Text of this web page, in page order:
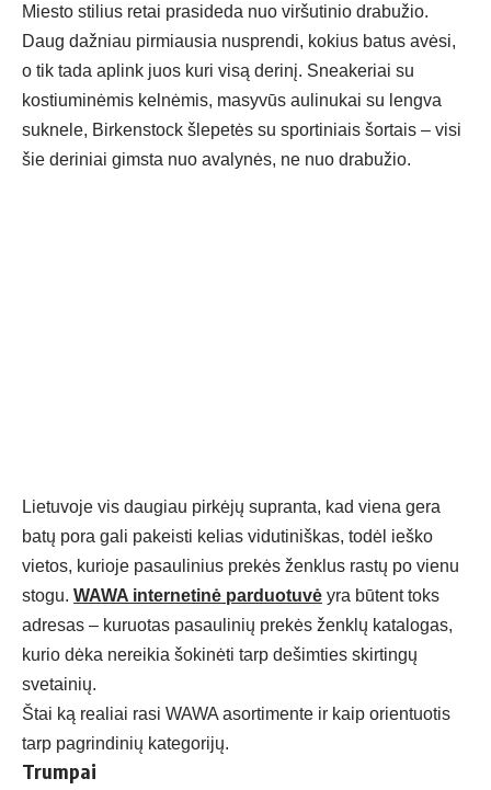
Miesto stilius retai prasideda nuo viršutinio drabužio.
Daug dažniau pirmiausia nusprendi, kokius batus avėsi,
o tik tada aplink juos kuri visą derinį. Sneakeriai su
kostiuminėmis kelnėmis, masyvūs aulinukai su lengva
suknele, Birkenstock šlepetės su sportiniais šortais – visi
šie deriniai gimsta nuo avalynės, ne nuo drabužio.
Lietuvoje vis daugiau pirkėjų supranta, kad viena gera
batų pora gali pakeisti kelias vidutiniškas, todėl ieško
vietos, kurioje pasaulinius prekės ženklus rastų po vienu
stogu. WAWA internetinė parduotuvė yra būtent toks
adresas – kuruotas pasaulinių prekės ženklų katalogas,
kurio dėka nereikia šokinėti tarp dešimties skirtingų
svetainių.
Štai ką realiai rasi WAWA asortimente ir kaip orientuotis
tarp pagrindinių kategorijų.
Trumpai